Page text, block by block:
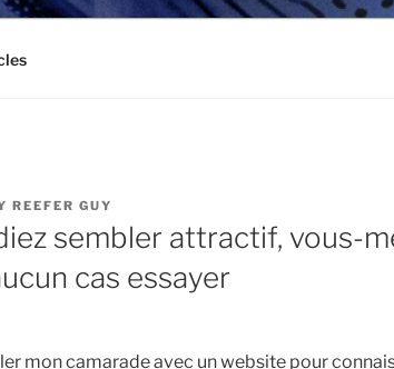
REEFER GUY
sembler attractif, vous-
cas essayer
mon camarade avec un website pour